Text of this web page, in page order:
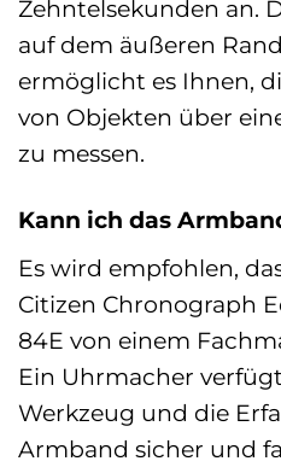
Zehntelsekunden an.
auf dem äußeren
ermöglicht es Ihnen,
von Objekten über
zu messen.
Kann ich das
Es wird empfohlen,
Citizen Chronograph
84E von einem
Ein Uhrmacher
Werkzeug und die
Armband sicher und